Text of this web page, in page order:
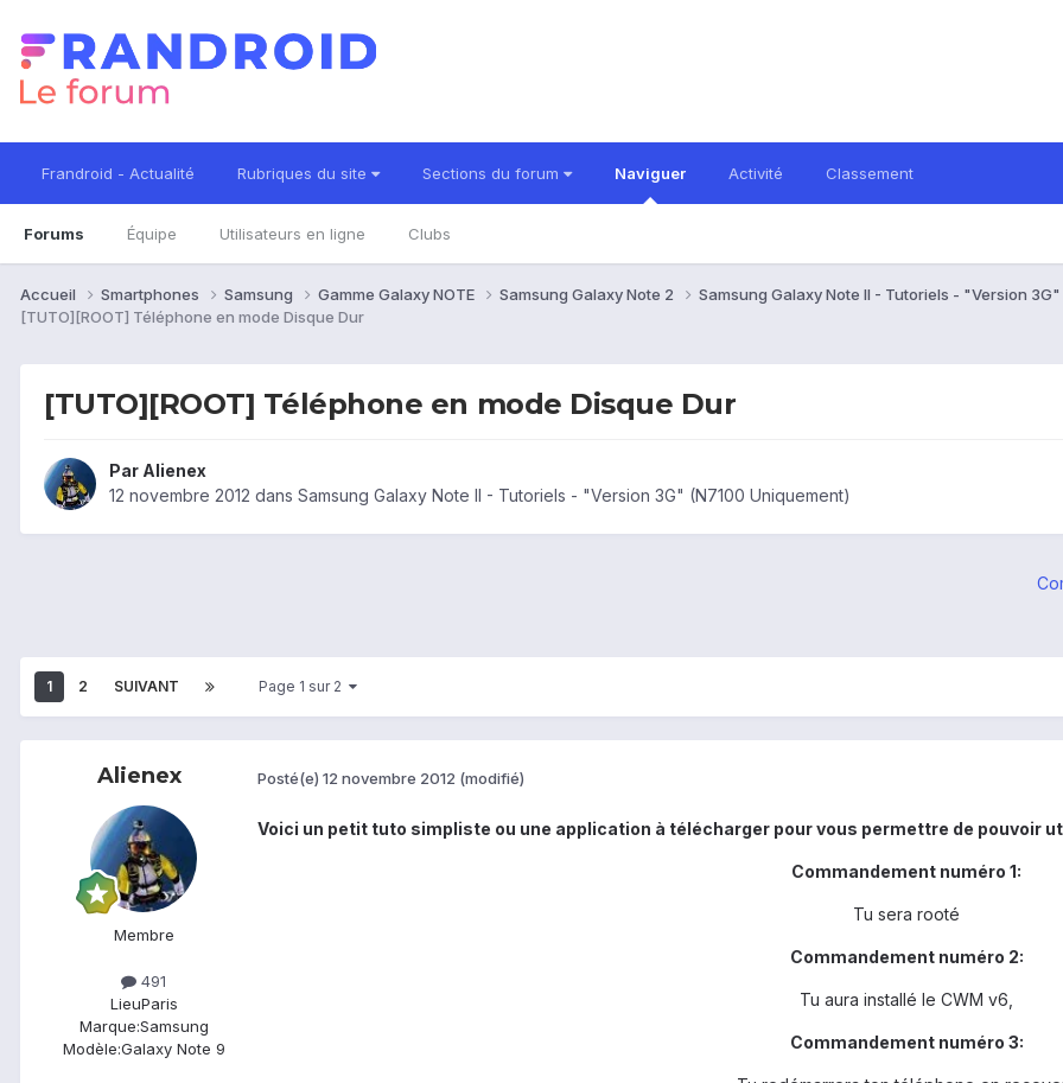
Frandroid - Actualité Rubriques du site Sections du forum Naviguer
Forums Équipe Utilisateurs en ligne Clubs
Activité Classement
Accueil Smartphones Samsung Gamme Galaxy NOTE Samsung Galaxy Note 2
Samsung Galaxy Note II - Tutoriels - "Version
[TUTO][ROOT] Téléphone en mode Disque Dur
[TUTO][ROOT] Téléphone en mode Disque Dur
Par Alienex
12 novembre 2012 dans Samsung Galaxy Note II - Tutoriels - "Version 3G" (N7100 Uniquement)
1 2 SUIVANT Page 1 sur 2
Alienex
Membre
491
LieuParis
Marque:Samsung
Modèle:Galaxy Note 9
Posté(e) 12 novembre 2012 (modifié)
Voici un petit tuto simpliste ou une application à télécharger pour vous permettre de pouvoir
Commandement numéro 1:
Tu sera rooté
Commandement numéro 2:
Tu aura installé le CWM v6,
Commandement numéro 3: